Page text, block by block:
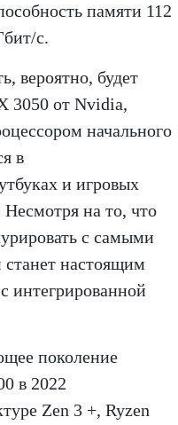
памяти 112
с.
вероятно, будет
3050 от Nvidia,
начального
в
и игровых
на то, что
с самыми
настоящим
интегрированной
поколение
в 2022
Zen 3 +, Ryzen